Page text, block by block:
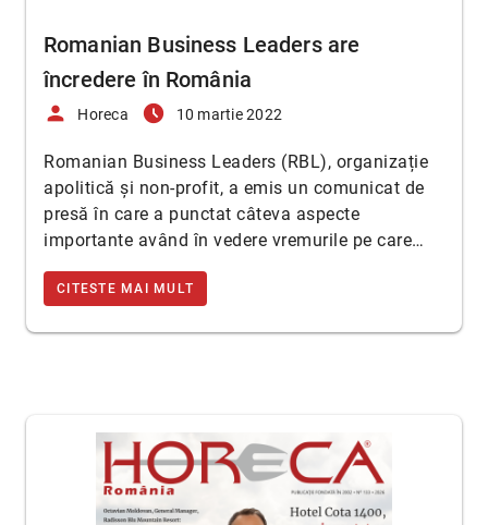
Romanian Business Leaders are
încredere în România
person Horeca access_time_filled 10 martie 2022
Romanian Business Leaders (RBL), organizație
apolitică și non-profit, a emis un comunicat de
presă în care a punctat câteva aspecte
importante având în vedere vremurile pe care…
CITESTE MAI MULT